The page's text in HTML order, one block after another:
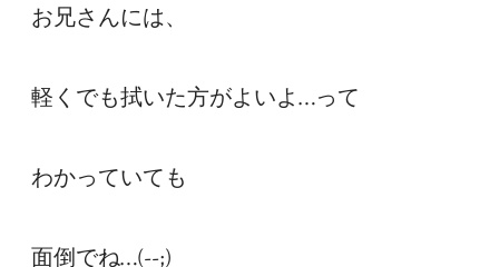
お兄さんには、
軽くでも拭いた方がよいよ…って
わかっていても
面倒でね…(--;)